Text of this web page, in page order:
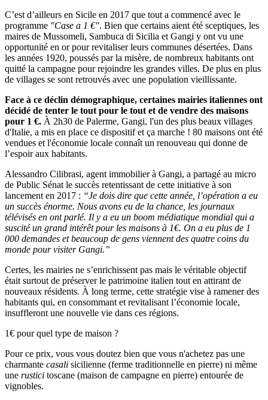
C’est d’ailleurs en Sicile en 2017 que tout a commencé avec le
programme "Case a 1 €". Bien que certains aient été sceptiques, les
maires de Mussomeli, Sambuca di Sicilia et Gangi y ont vu une
opportunité en or pour revitaliser leurs communes désertées. Dans
les années 1920, poussés par la misère, de nombreux habitants ont
quitté la campagne pour rejoindre les grandes villes. De plus en plus
de villages se sont retrouvés avec une population vieillissante.
Face à ce déclin démographique, certaines mairies italiennes ont
décidé de tenter le tout pour le tout et de vendre des maisons
pour 1 €. À 2h30 de Palerme, Gangi, l'un des plus beaux villages
d'Italie, a mis en place ce dispositif et ça marche ! 80 maisons ont été
vendues et l'économie locale connaît un renouveau qui donne de
l’espoir aux habitants.
Alessandro Cilibrasi, agent immobilier à Gangi, a partagé au micro
de Public Sénat le succès retentissant de cette initiative à son
lancement en 2017 : “Je dois dire que cette année, l’opération a eu
un succès énorme. Nous avons eu de la chance, les journaux
télévisés en ont parlé. Il y a eu un boom médiatique mondial qui a
suscité un grand intérêt pour les maisons à 1€. On a eu plus de 1
000 demandes et beaucoup de gens viennent des quatre coins du
monde pour visiter Gangi.”
Certes, les mairies ne s’enrichissent pas mais le véritable objectif
était surtout de préserver le patrimoine italien tout en attirant de
nouveaux résidents. À long terme, cette stratégie vise à ramener des
habitants qui, en consommant et revitalisant l’économie locale,
insuffleront une nouvelle vie dans ces régions.
1€ pour quel type de maison ?
Pour ce prix, vous vous doutez bien que vous n'achetez pas une
charmante casali sicilienne (ferme traditionnelle en pierre) ni même
une rustici toscane (maison de campagne en pierre) entourée de
vignobles.